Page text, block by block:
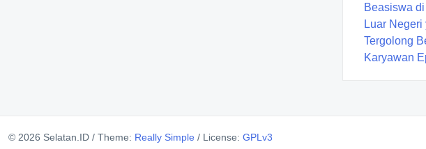
Beasiswa
Luar
Tergolong
Karyawan
© 2026 Selatan.ID / Theme: Really Simple / License: GPLv3